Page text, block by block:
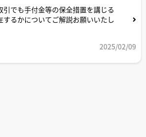
でも手付金等の保全措置を講じる
するかについてご解説お願いいたし
2025/02/09